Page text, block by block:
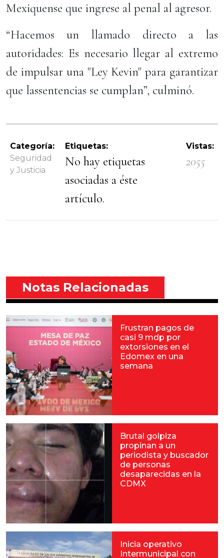
Mexiquense que ingrese al penal al agresor.
“Hacemos un llamado directo a las
autoridades: Es necesario llegar al extremo
de impulsar una "Ley Kevin" para garantizar
que lassentencias se cumplan”, culminó.
Categoría:
Seguridad
y Justicia
Etiquetas:
No hay etiquetas
asociadas a éste
artículo.
Vistas:
2055
Notas Relacionadas
Frustran pagos de
casi 9 mdp por
extorsiones en el
Edomex en una
semana
Brutal golpiza
propinan a un
periodista y buscador
de personas
desaparecidas en la
CDMX
Inicia operativo
Intermunicipal con